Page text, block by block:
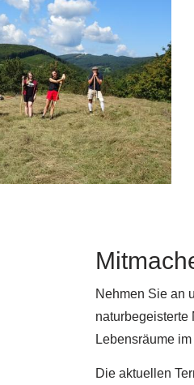
Nehmen Sie an
naturbegeisterte
Lebensräume
Die aktuellen